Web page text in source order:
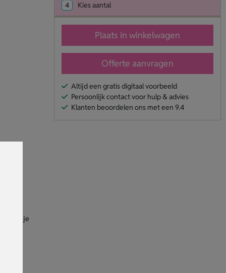
op als je
4 Kies aantal
Plaats in winkelwagen
Offerte aanvragen
Altijd een gratis digitaal voorbeeld
Persoonlijk contact voor hulp & advies
Klanten beoordelen ons met een 9.4